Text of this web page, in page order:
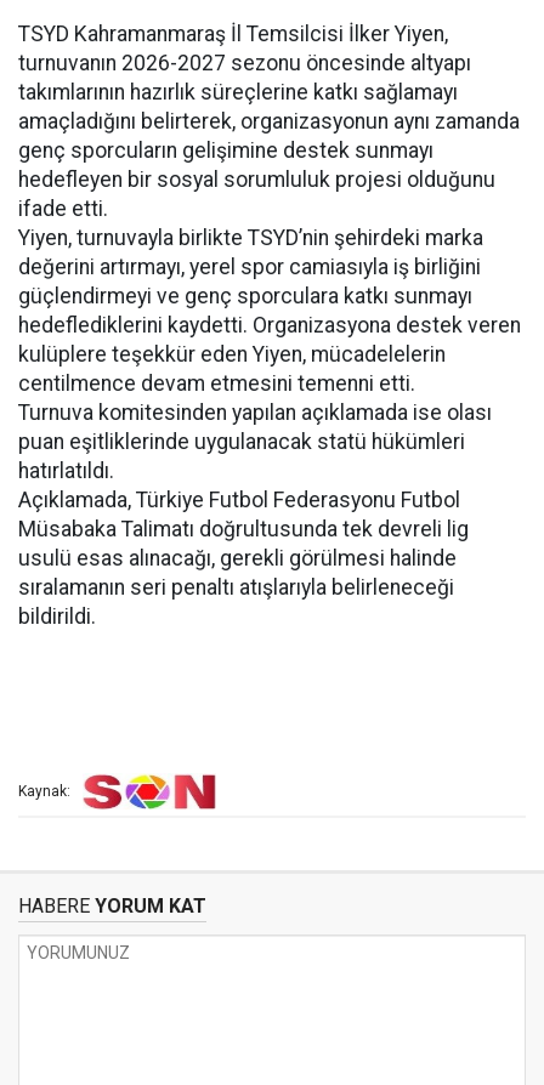
TSYD Kahramanmaraş İl Temsilcisi İlker Yiyen,
turnuvanın 2026-2027 sezonu öncesinde altyapı
takımlarının hazırlık süreçlerine katkı sağlamayı
amaçladığını belirterek, organizasyonun aynı zamanda
genç sporcuların gelişimine destek sunmayı
hedefleyen bir sosyal sorumluluk projesi olduğunu
ifade etti.
Yiyen, turnuvayla birlikte TSYD’nin şehirdeki marka
değerini artırmayı, yerel spor camiasıyla iş birliğini
güçlendirmeyi ve genç sporculara katkı sunmayı
hedeflediklerini kaydetti. Organizasyona destek veren
kulüplere teşekkür eden Yiyen, mücadelelerin
centilmence devam etmesini temenni etti.
Turnuva komitesinden yapılan açıklamada ise olası
puan eşitliklerinde uygulanacak statü hükümleri
hatırlatıldı.
Açıklamada, Türkiye Futbol Federasyonu Futbol
Müsabaka Talimatı doğrultusunda tek devreli lig
usulü esas alınacağı, gerekli görülmesi halinde
sıralamanın seri penaltı atışlarıyla belirleneceği
bildirildi.
Kaynak:
HABERE YORUM KAT